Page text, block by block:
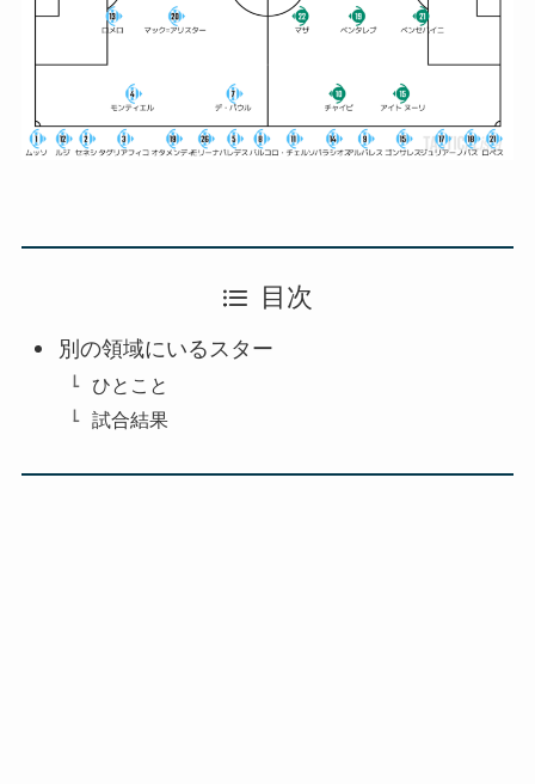
目次
別の領域にいるスター
ひとこと
試合結果